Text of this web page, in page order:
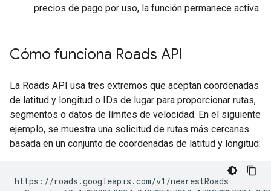
precios de pago por uso, la función permanece activa.
Cómo funciona Roads API
La Roads API usa tres extremos que aceptan coordenadas
de latitud y longitud o IDs de lugar para proporcionar rutas,
segmentos o datos de límites de velocidad. En el siguiente
ejemplo, se muestra una solicitud de rutas más cercanas
basada en un conjunto de coordenadas de latitud y longitud:
https://roads.googleapis.com/v1/nearestRoads